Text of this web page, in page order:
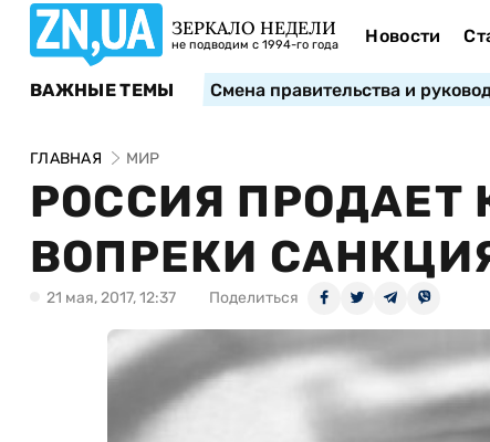
ЗЕРКАЛО НЕДЕЛИ
не подводим с 1994-го года Новости
ВАЖНЫЕ ТЕМЫ Смена правительства и
ГЛАВНАЯ МИР
РОССИЯ ПРОДАЕТ
ВОПРЕКИ
21 мая, 2017, 12:37 Поделиться